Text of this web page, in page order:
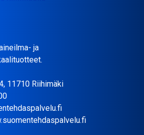
ja
11710 Riihimäki